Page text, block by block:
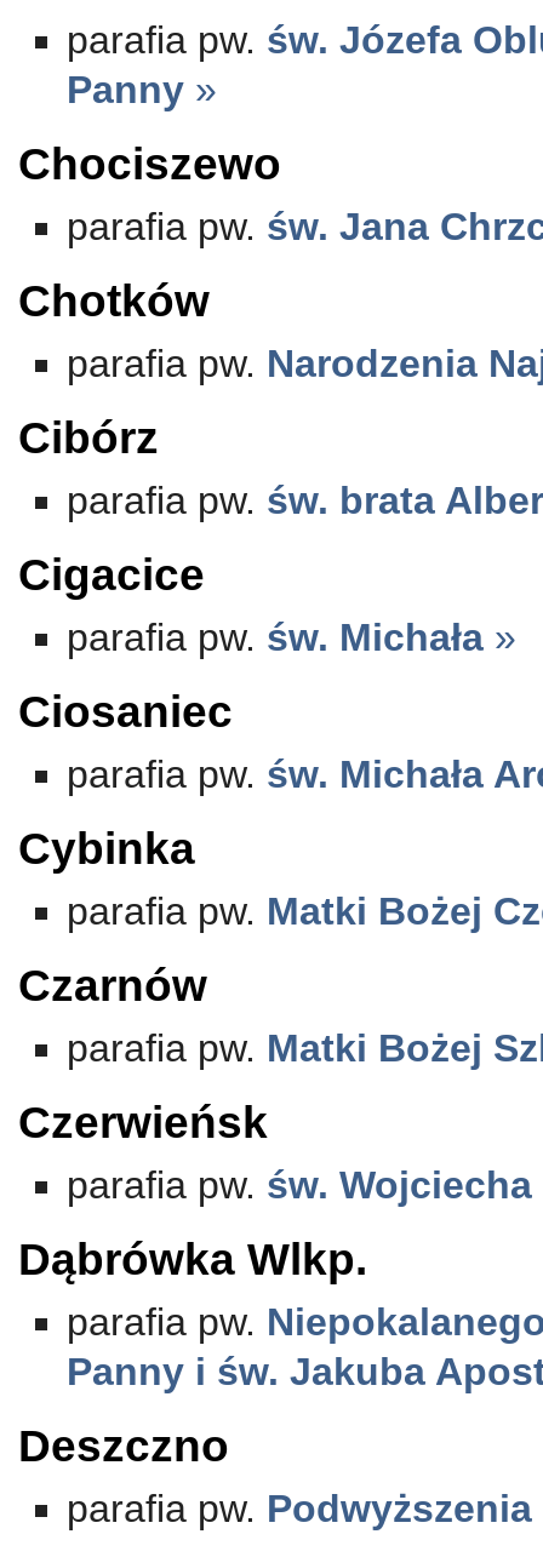
parafia pw. św. Józefa
Panny »
Chociszewo
parafia pw. św. Jana
Chotków
parafia pw. Narodzenia
Cibórz
parafia pw. św. brata
Cigacice
parafia pw. św. Michała »
Ciosaniec
parafia pw. św. Michała
Cybinka
parafia pw. Matki Bożej
Czarnów
parafia pw. Matki Bożej
Czerwieńsk
parafia pw. św. Wojciecha
Dąbrówka Wlkp.
parafia pw.
Panny i św. Jakuba
Deszczno
parafia pw.